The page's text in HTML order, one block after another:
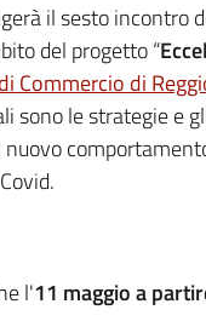
il sesto incontro
del progetto “
Commercio di
sono le strategie e
l'11 maggio a